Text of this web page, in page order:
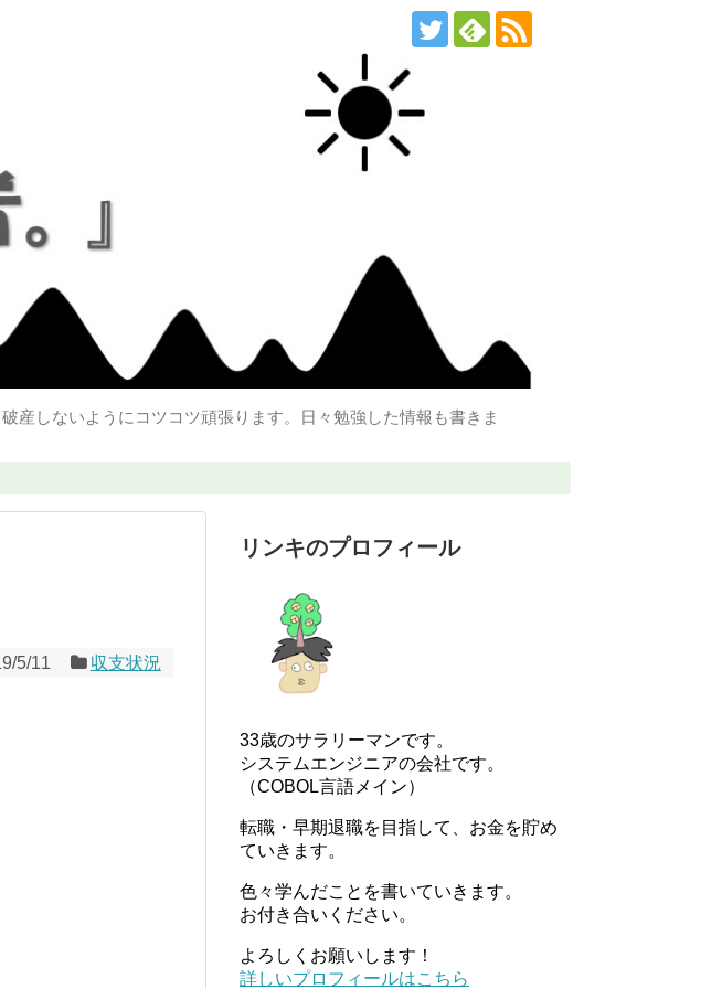
産しないようにコツコツ頑張ります。日々勉強した情報も書きま
5/11 収支状況
リンキのプロフィール
33歳のサラリーマンです。
システムエンジニアの会社です。
（COBOL言語メイン）
転職・早期退職を目指して、お金を貯め
ていきます。
色々学んだことを書いていきます。
お付き合いください。
よろしくお願いします！
詳しいプロフィールはこちら